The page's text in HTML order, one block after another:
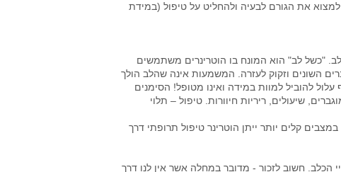
את הגורם לבעיה ולהחליט על טיפול (במידת
"כשל לב" הוא המונח בו הוטרינרים משתמשים
השונים וזקוק לעזרה. המשמעות אינה שהלב הולך
להוביל למוות במידה ואינו מטופל! הסימנים
שיעולים, ריריות חיוורות. טיפול – תלוי
קלים יותר ייתן הוטרינר טיפול תרופתי דרך
חשוב לזכור - מדובר במחלה אשר אין לנו דרך